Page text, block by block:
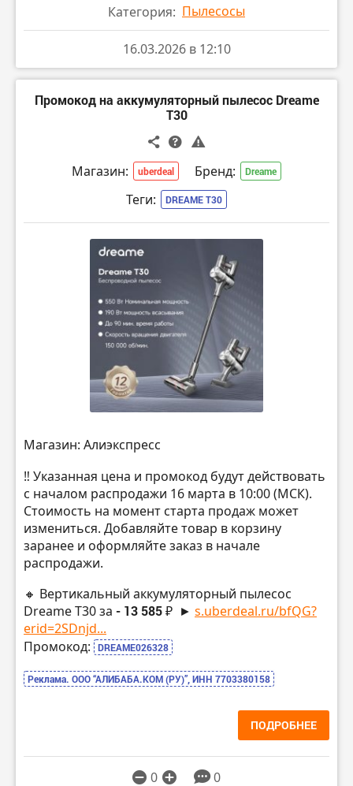
Категория: Пылесосы
16.03.2026 в 12:10
Промокод на аккумуляторный пылесос Dreame
T30
Магазин: uberdeal Бренд: Dreame
Теги: DREAME T30
Магазин: Алиэкспресс
‼️ Указанная цена и промокод будут действовать
с началом распродажи 16 марта в 10:00 (МСК).
Стоимость на момент старта продаж может
измениться. Добавляйте товар в корзину
заранее и оформляйте заказ в начале
распродажи.
🔸 Вертикальный аккумуляторный пылесос
Dreame T30 за - 13 585 ₽ ► s.uberdeal.ru/bfQG?
erid=2SDnjd...
Промокод:
DREAME026328
Реклама. ООО “АЛИБАБА.КОМ (РУ)”, ИНН 7703380158
ПОДРОБНЕЕ
0 0